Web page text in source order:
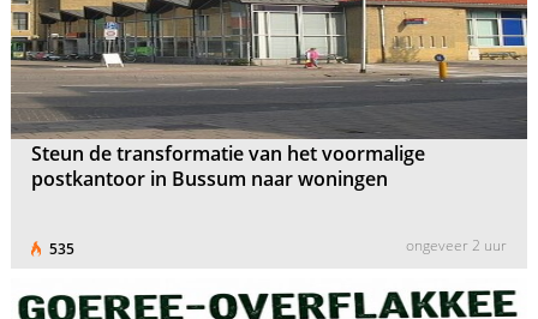
Steun de transformatie van het voormalige
postkantoor in Bussum naar woningen
535 ongeveer 2 uur